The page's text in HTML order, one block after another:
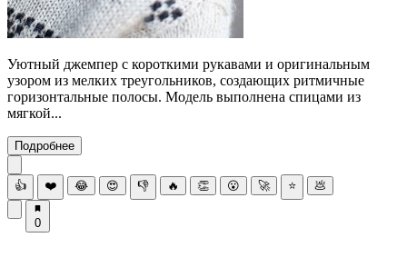
Уютный джемпер с короткими рукавами и оригинальным
узором из мелких треугольников, создающих ритмичные
горизонтальные полосы. Модель выполнена спицами из
мягкой...
Подробнее
👍 ❤️ 😂 😍 👎 🔥 👏 😮 🚀 ⭐ 💩
0